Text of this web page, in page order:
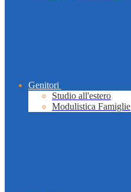
Genitori
Studio all'estero
Modulistica Famiglie